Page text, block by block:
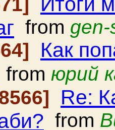
from
Как
from юрий
Re:
from